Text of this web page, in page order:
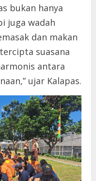
bukan hanya
juga wadah
dan makan
suasana
antara
ujar Kalapas.